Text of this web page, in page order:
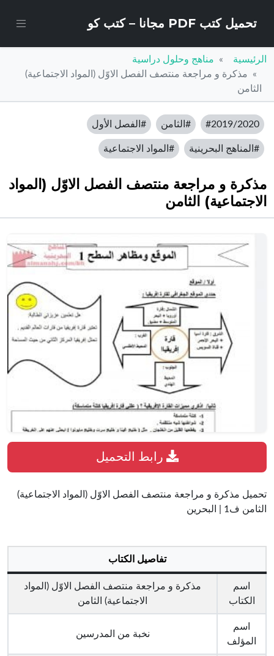
تحميل كتب PDF مجانا – كتب كو
الرئيسية
مناهج وحلول دراسية
مذكرة و مراجعة منتصف الفصل الاوّل (المواد الاجتماعية)
الثامن
#2019/2020 #الثامن #الفصل الأول
#المناهج البحرينية #المواد الاجتماعية
مذكرة و مراجعة منتصف الفصل الاوّل (المواد
الاجتماعية) الثامن
تحميل مذكرة و مراجعة منتصف الفصل الاوّل (المواد الاجتماعية)
الثامن ف1 | البحرين
تفاصيل الكتاب
اسم
الكتاب
مذكرة و مراجعة منتصف الفصل الاوّل (المواد
الاجتماعية) الثامن
اسم
المؤلف
نخبة من المدرسين